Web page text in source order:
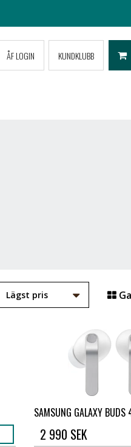
ÅF LOGIN KUNDKLUBB
SAMSUNG GALAXY BUDS
2 990 SEK